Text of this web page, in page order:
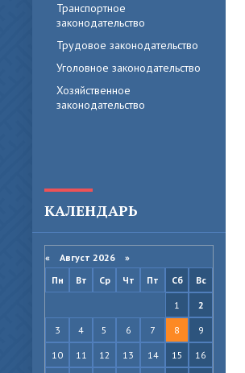
Транспортное
законодательство
Трудовое законодательство
Уголовное законодательство
Хозяйственное
законодательство
КАЛЕНДАРЬ
« Август 2026 »
Пн
Вт Ср Чт Пт Сб Вс
1 2
3 4 5 6 7 8 9
10 11 12 13 14 15 16